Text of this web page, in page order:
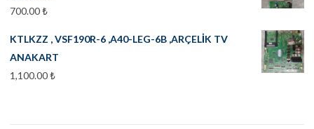
700.00₺
KTLKZZ , VSF190R-6 ,A40-LEG-6B ,ARÇELİK TV
ANAKART
1,100.00₺